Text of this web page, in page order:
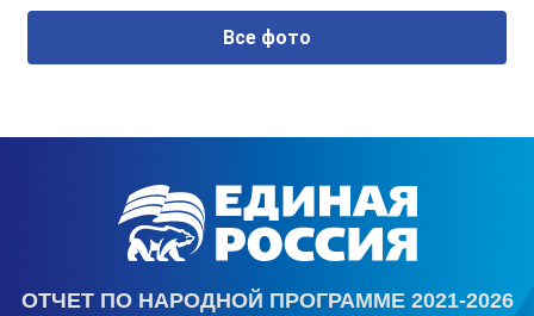
Все фото
ОТЧЕТ ПО НАРОДНОЙ ПРОГРАММЕ 2021-2026